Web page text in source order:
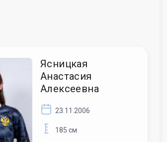
Ясницкая
Анастасия
Алексеевна
23.11.2006
185 см